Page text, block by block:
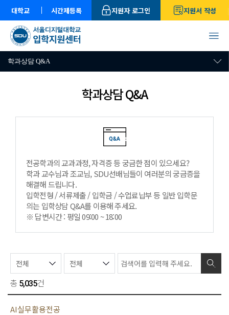
대학교 시간제등록 지원자 로그인 지원서 작성
학과상담 Q&A
학과상담 Q&A
전공학과의 교과과정, 자격증 등 궁금한 점이 있으세요?
학과 교수님과 조교님, SDU선배님들이 여러분의 궁금증을
해결해 드립니다.
입학전형 / 서류제출 / 입학금 / 수업료납부 등 일반 입학문
의는 입학상담 Q&A를 이용해 주세요.
※ 답변시간 : 평일 09:00 ~ 18:00
총 5,035건
AI실무활용전공